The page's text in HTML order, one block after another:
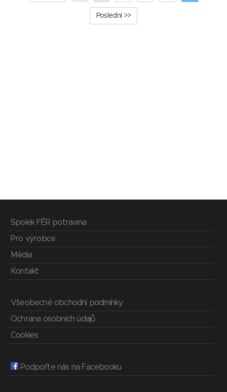
Poslední >>
Spolek FÉR potravina
Pro výrobce
Média
Kontakt
Všeobecné obchodní podmínky
Ochrana osobních údajů
Cookies
Podpořte nás na Facebooku